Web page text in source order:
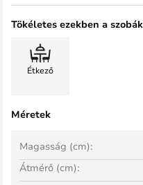
Tökéletes ezekben a
Étkező
Méretek
Magasság (cm):
Átmérő (cm):